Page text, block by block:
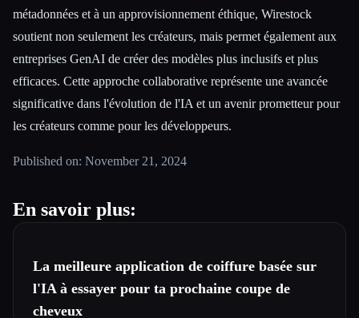
métadonnées et à un approvisionnement éthique, Wirestock
soutient non seulement les créateurs, mais permet également aux
entreprises GenAI de créer des modèles plus inclusifs et plus
efficaces. Cette approche collaborative représente une avancée
significative dans l'évolution de l'IA et un avenir prometteur pour
les créateurs comme pour les développeurs.
Published on: November 21, 2024
En savoir plus:
La meilleure application de coiffure basée sur
l'IA à essayer pour ta prochaine coupe de
cheveux